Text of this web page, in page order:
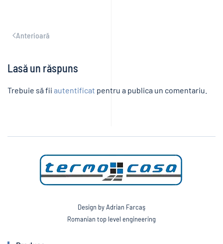
Anterioară
Lasă un răspuns
Trebuie să fii autentificat pentru a publica un comentariu.
Design by Adrian Farcaş
Romanian top level engineering